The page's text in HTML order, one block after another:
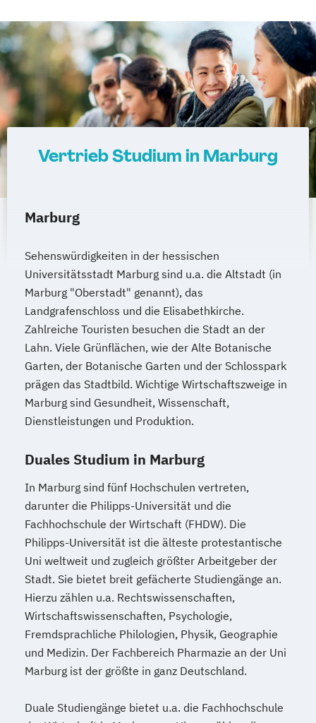
Vertrieb Studium in Marburg
Marburg
Sehenswürdigkeiten in der hessischen
Universitätsstadt Marburg sind u.a. die Altstadt (in
Marburg "Oberstadt" genannt), das
Landgrafenschloss und die Elisabethkirche.
Zahlreiche Touristen besuchen die Stadt an der
Lahn. Viele Grünflächen, wie der Alte Botanische
Garten, der Botanische Garten und der Schlosspark
prägen das Stadtbild. Wichtige Wirtschaftszweige in
Marburg sind Gesundheit, Wissenschaft,
Dienstleistungen und Produktion.
Duales Studium in Marburg
In Marburg sind fünf Hochschulen vertreten,
darunter die Philipps-Universität und die
Fachhochschule der Wirtschaft (FHDW). Die
Philipps-Universität ist die älteste protestantische
Uni weltweit und zugleich größter Arbeitgeber der
Stadt. Sie bietet breit gefächerte Studiengänge an.
Hierzu zählen u.a. Rechtswissenschaften,
Wirtschaftswissenschaften, Psychologie,
Fremdsprachliche Philologien, Physik, Geographie
und Medizin. Der Fachbereich Pharmazie an der Uni
Marburg ist der größte in ganz Deutschland.
Duale Studiengänge bietet u.a. die Fachhochschule